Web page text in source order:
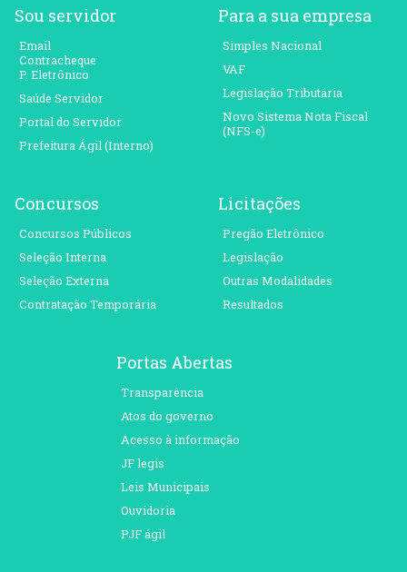
Sou servidor
Email
Contracheque
P. Eletrônico
Saúde Servidor
Portal do Servidor
Prefeitura Ágil (Interno)
Para a sua empresa
Simples Nacional
VAF
Legislação Tributária
Novo Sistema Nota Fiscal
(NFS-e)
Concursos
Concursos Públicos
Seleção Interna
Seleção Externa
Contratação Temporária
Licitações
Pregão Eletrônico
Legislação
Outras Modalidades
Resultados
Portas Abertas
Transparência
Atos do governo
Acesso à informação
JF legis
Leis Municipais
Ouvidoria
PJF ágil